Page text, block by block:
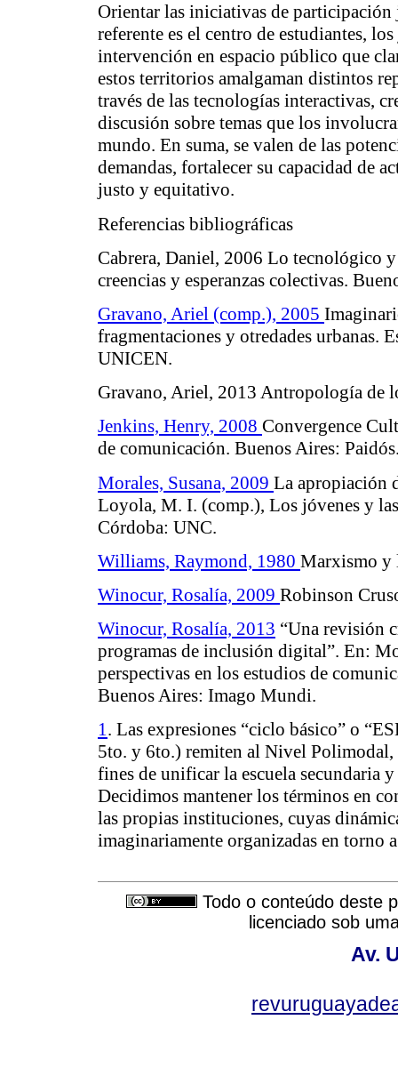
Orientar las iniciativas de
referente es el centro de estudiantes,
intervención en espacio público que
estos territorios amalgaman distintos
través de las tecnologías interactivas,
discusión sobre temas que los
mundo. En suma, se valen de las
demandas, fortalecer su capacidad de
justo y equitativo.
Referencias bibliográficas
Cabrera, Daniel, 2006 Lo tecnológico
creencias y esperanzas colectivas.
Gravano, Ariel (comp.), 2005
fragmentaciones y otredades urbanas.
UNICEN.
Gravano, Ariel, 2013 Antropología de
Jenkins, Henry, 2008 Convergence
de comunicación. Buenos Aires:
Morales, Susana, 2009 La apropiación
Loyola, M. I. (comp.), Los jóvenes y
Córdoba: UNC.
Williams, Raymond, 1980 Marxismo y
Winocur, Rosalía, 2009 Robinson
Winocur, Rosalía, 2013 “Una revisión
programas de inclusión digital”. En:
perspectivas en los estudios de
Buenos Aires: Imago Mundi.
1. Las expresiones “ciclo básico” o
5to. y 6to.) remiten al Nivel Polimodal,
fines de unificar la escuela secundaria
Decidimos mantener los términos en
las propias instituciones, cuyas
imaginariamente organizadas en torno
Todo o conteúdo deste
licenciado sob
Av.